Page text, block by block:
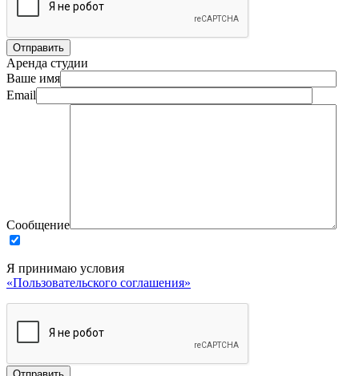
Аренда студии
Ваше имя
Email
Сообщение
Я принимаю условия
«Пользовательского соглашения»